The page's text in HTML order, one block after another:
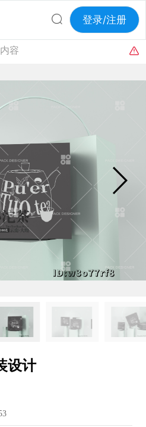
登录/注册
容
设计